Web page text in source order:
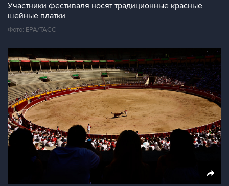
Участники фестиваля носят традиционные красные
шейные платки
Фото: ЕРА/ТАСС